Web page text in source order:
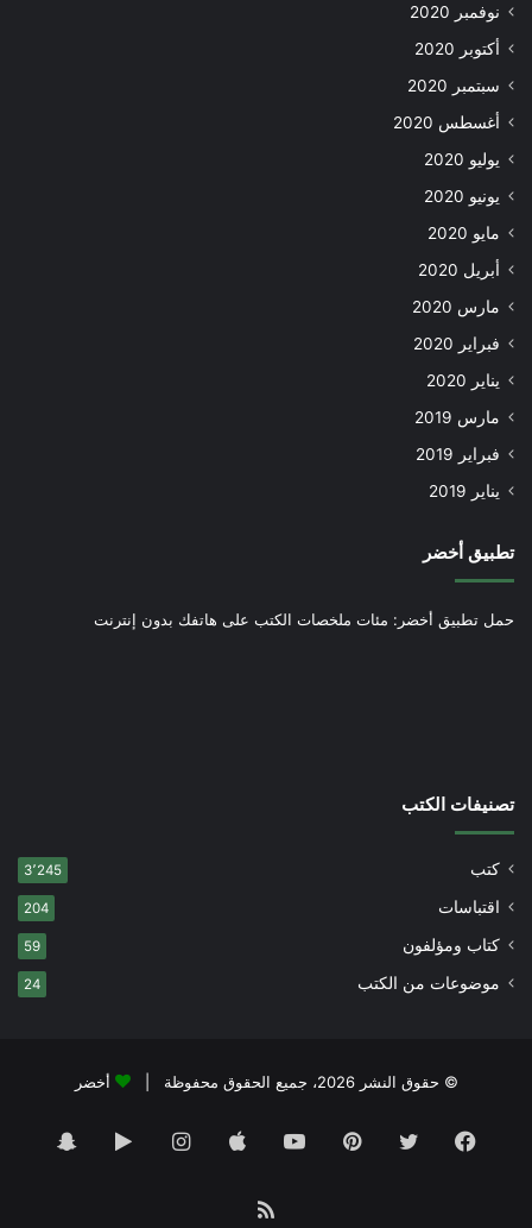
نوفمبر 2020
أكتوبر 2020
سبتمبر 2020
أغسطس 2020
يوليو 2020
يونيو 2020
مايو 2020
أبريل 2020
مارس 2020
فبراير 2020
يناير 2020
مارس 2019
فبراير 2019
يناير 2019
تطبيق أخضر
حمل تطبيق أخضر: مئات ملخصات الكتب على هاتفك بدون إنترنت
تصنيفات الكتب
كتب 3٬245
اقتباسات 204
كتاب ومؤلفون 59
موضوعات من الكتب 24
© حقوق النشر 2026، جميع الحقوق محفوظة | أخضر
فيسبوك تويتر بينتيريستيوتيوب انستقرام‏Google
ملخص